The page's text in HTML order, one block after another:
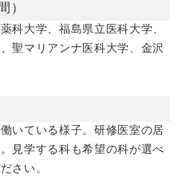
）
科大学、福島県立医科大学、
聖マリアンナ医科大学、金沢
いている様子。研修医室の居
見学する科も希望の科が選べ
さい。